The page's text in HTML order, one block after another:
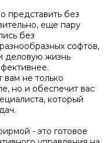
представить без
еще пару
без
софтов,
деловую жизнь
не только
но и обеспечит вас
который
- это готовое